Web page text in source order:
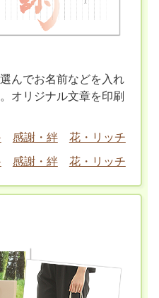
んでお名前などを入れ
オリジナル文章を印刷
感謝・絆
花・リッチ
感謝・絆 花・リッチ